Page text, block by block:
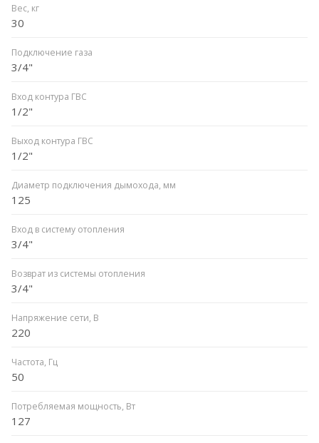
Вес, кг
30
Подключение газа
3/4"
Вход контура ГВС
1/2"
Выход контура ГВС
1/2"
Диаметр подключения дымохода, мм
125
Вход в систему отопления
3/4"
Возврат из системы отопления
3/4"
Напряжение сети, В
220
Частота, Гц
50
Потребляемая мощность, Вт
127